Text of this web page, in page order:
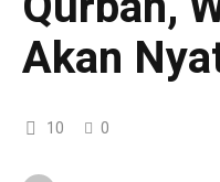
Akan
10 0